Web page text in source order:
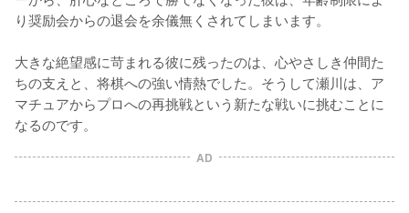
り奨励会からの退会を余儀無くされてしまいます。
大きな絶望感に苛まれる彼に残ったのは、心やさしき仲間た
ちの支えと、将棋への強い情熱でした。そうして瀬川は、ア
マチュアからプロへの再挑戦という新たな戦いに挑むことに
なるのです。
AD